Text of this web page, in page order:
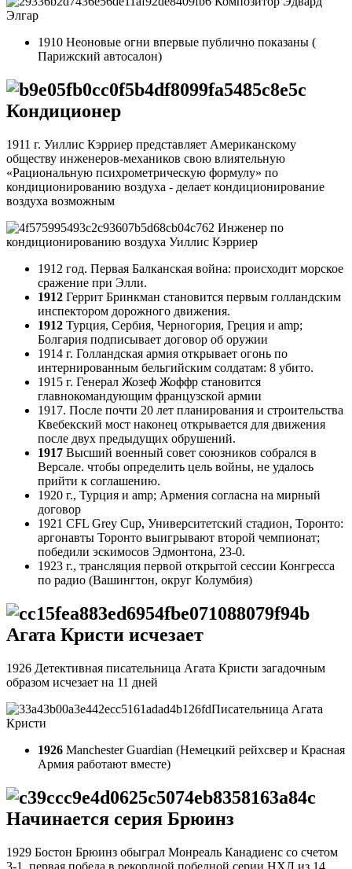
Элгар
1910 Неоновые огни впервые публично показаны (
Парижский автосалон)
Кондиционер
1911 г. Уиллис Кэрриер представляет Американскому
обществу инженеров-механиков свою влиятельную
«Рациональную психрометрическую формулу» по
кондиционированию воздуха - делает кондиционирование
воздуха возможным
Инженер по
кондиционированию воздуха Уиллис Кэрриер
1912 год. Первая Балканская война: происходит морское
сражение при Элли.
1912 Геррит Бринкман становится первым голландским
инспектором дорожного движения.
1912 Турция, Сербия, Черногория, Греция и amp;
Болгария подписывает договор об оружии
1914 г. Голландская армия открывает огонь по
интернированным бельгийским солдатам: 8 убито.
1915 г. Генерал Жозеф Жоффр становится
главнокомандующим французской армии
1917. После почти 20 лет планирования и строительства
Квебекский мост наконец открывается для движения
после двух предыдущих обрушений.
1917 Высший военный совет союзников собрался в
Версале. чтобы определить цель войны, не удалось
прийти к соглашению.
1920 г., Турция и amp; Армения согласна на мирный
договор
1921 CFL Grey Cup, Университетский стадион, Торонто:
аргонавты Торонто выигрывают второй чемпионат;
победили эскимосов Эдмонтона, 23-0.
1923 г., трансляция первой открытой сессии Конгресса
по радио (Вашингтон, округ Колумбия)
Агата Кристи исчезает
1926 Детективная писательница Агата Кристи загадочным
образом исчезает на 11 дней
Писательница Агата
Кристи
1926 Manchester Guardian (Немецкий рейхсвер и Красная
Армия работают вместе)
Начинается серия Брюинз
1929 Бостон Брюинз обыграл Монреаль Канадиенс со счетом
3-1, первая победа в рекордной победной серии НХЛ из 14